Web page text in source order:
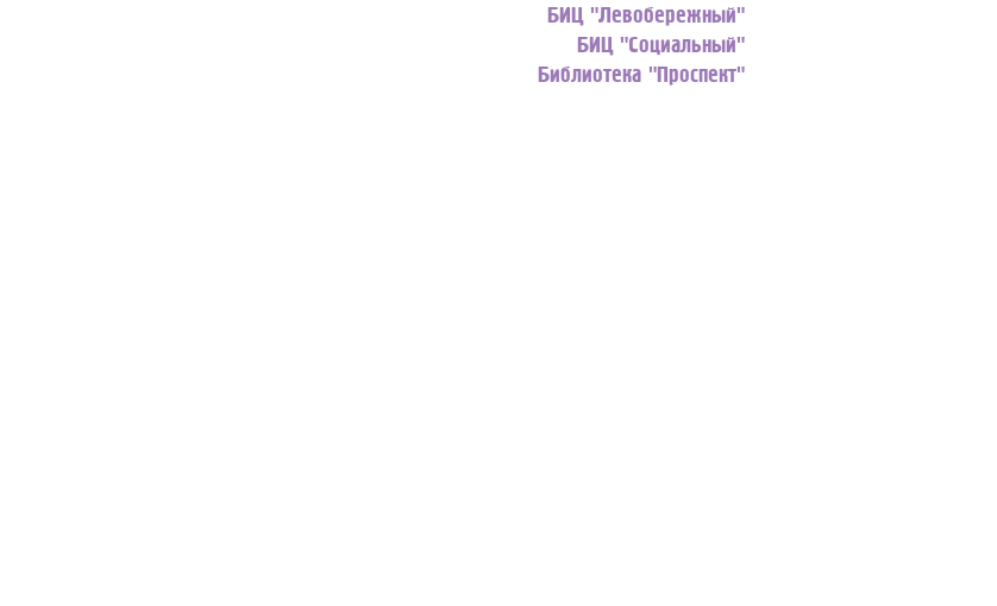
БИЦ "Левобережный"
БИЦ "Социальный"
Библиотека "Проспект"